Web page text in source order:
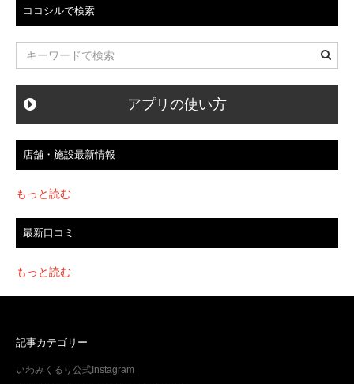
シ
ョ
ン
ココシルで検索
アプリの使い方
店舗・施設最新情報
もっと読む
最新口コミ
もっと読む
記事カテゴリー
いわみくるり公式Instagram